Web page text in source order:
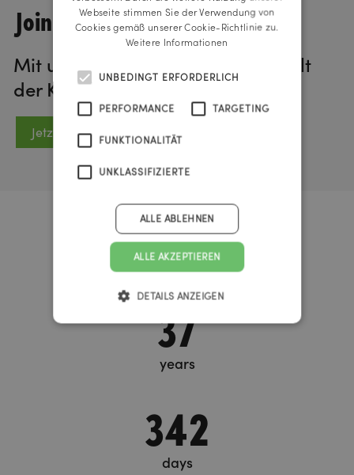
Join us!
Mit unserem Newsletter in die Welt
der Kommunikation eintauchen.
Jetzt anmelden
Urknall Timer
37
years
342
days
Webseite stimmen Sie der Verwendung von
Cookies gemäß unserer Cookie-Richtlinie zu.
Weitere Informationen
UNBEDINGT ERFORDERLICH
PERFORMANCE TARGETING
FUNKTIONALITÄT
UNKLASSIFIZIERTE
ALLE AKZEPTIEREN
ALLE ABLEHNEN
DETAILS ANZEIGEN